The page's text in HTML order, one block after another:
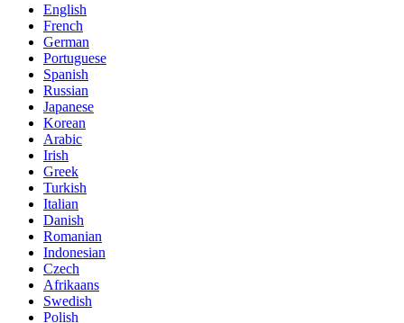
English
French
German
Portuguese
Spanish
Russian
Japanese
Korean
Arabic
Irish
Greek
Turkish
Italian
Danish
Romanian
Indonesian
Czech
Afrikaans
Swedish
Polish